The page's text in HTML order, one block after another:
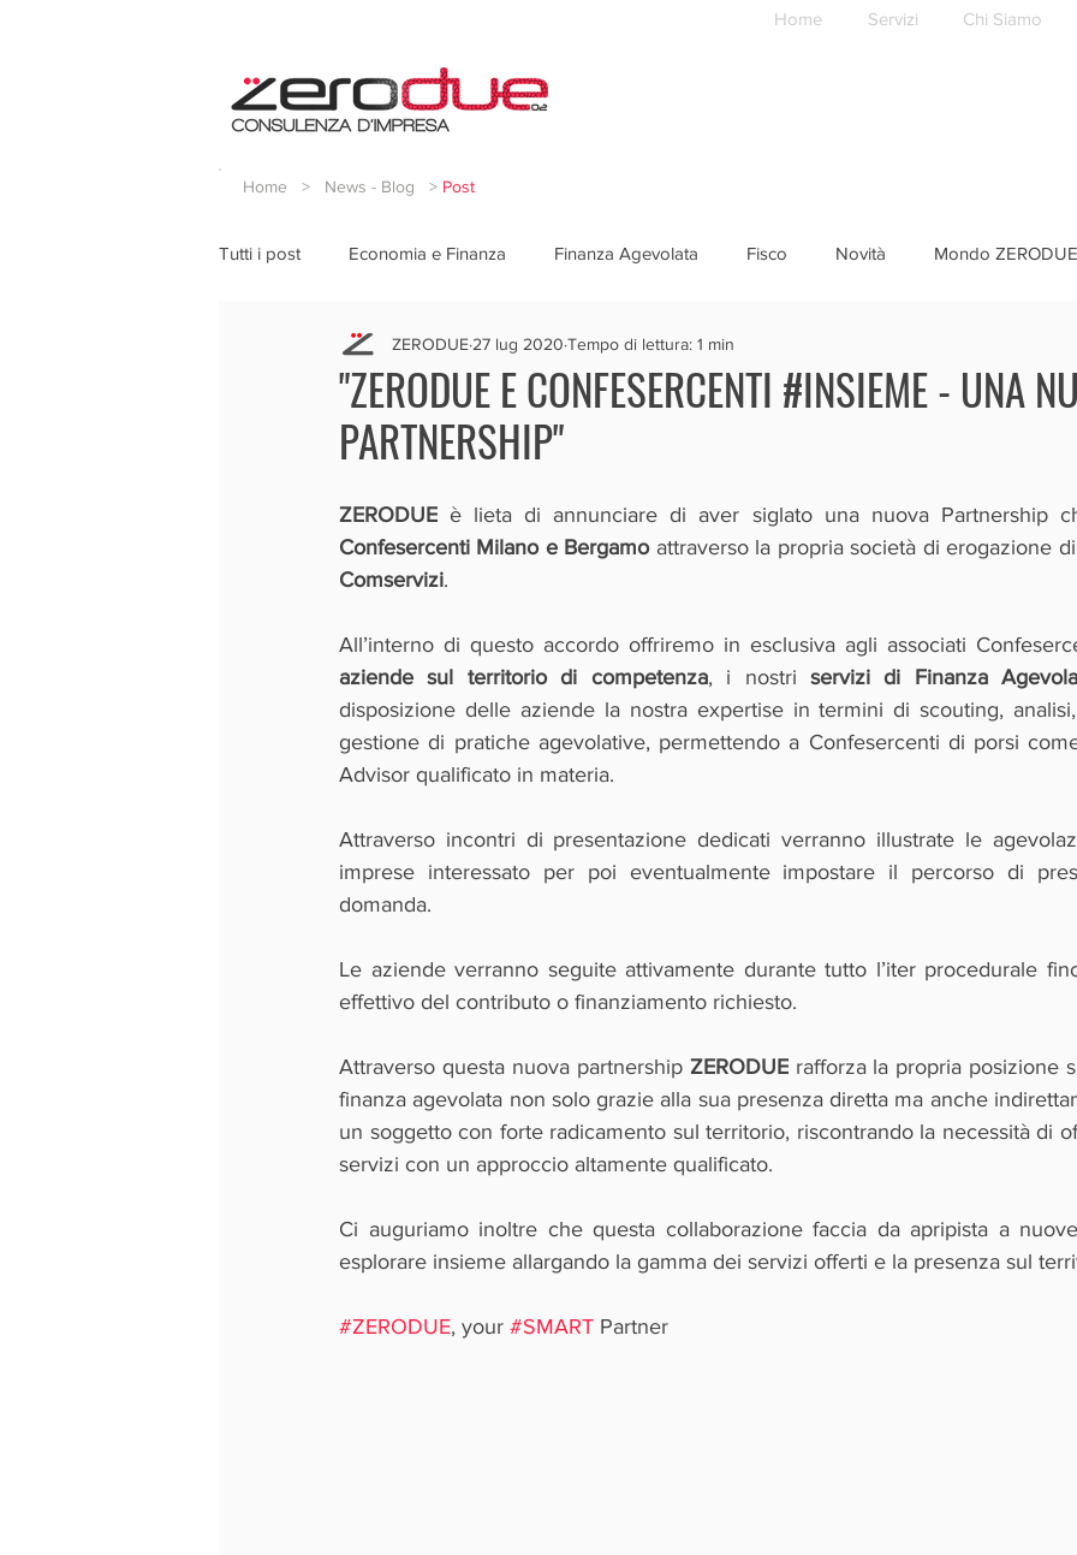
Home Servizi Chi Siamo
Home > News - Blog > Post
Tutti i post Economia e Finanza Finanza Agevolata Fisco Novità Mondo ZERODUE
"ZERODUE E CONFESERCENTI #INSIEME - UNA
PARTNERSHIP"
ZERODUE 27 lug 2020 Tempo di lettura: 1 min
ZERODUE
Confesercenti Milano e Bergamo
Comservizi.
All’interno di questo accordo offriremo in esclusiva agli associati
aziende sul territorio di competenza, i nostri servizi di Finanza
disposizione delle aziende la nostra expertise in termini di scouting,
gestione di pratiche agevolative, permettendo a Confesercenti di porsi
Advisor qualificato in materia.
Attraverso incontri di presentazione dedicati verranno illustrate le
imprese interessato per poi eventualmente impostare il percorso di
domanda.
Le aziende verranno seguite attivamente durante tutto l’iter procedurale
effettivo del contributo o finanziamento richiesto.
Attraverso questa nuova partnership ZERODUE rafforza la propria posizione
finanza agevolata non solo grazie alla sua presenza diretta ma anche
un soggetto con forte radicamento sul territorio, riscontrando la necessità di
servizi con un approccio altamente qualificato.
Ci auguriamo inoltre che questa collaborazione faccia da apripista a
esplorare insieme allargando la gamma dei servizi offerti e la presenza sul
#ZERODUE, your #SMART Partner